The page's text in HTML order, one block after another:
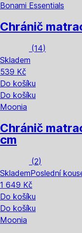
Bonami Essentials
Chránič
(14)
Skladem
539 Kč
Do košíku
Do košíku
Moonia
Chránič
cm
(2)
SklademPoslední
1 649 Kč
Do košíku
Do košíku
Moonia